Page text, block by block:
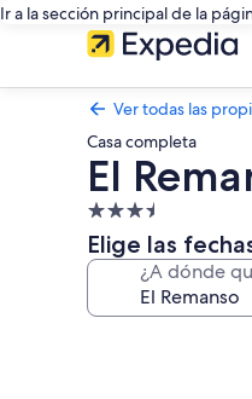
Ir a la sección principal de la
Ver todas las
Casa completa
El
Propiedad
de
3.5
estrellas
Elige las
¿A dónde